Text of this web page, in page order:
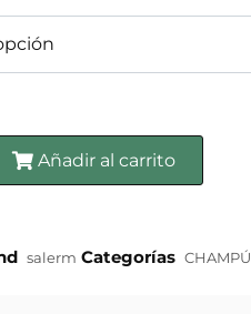
Añadir al carrito
salerm Categorías